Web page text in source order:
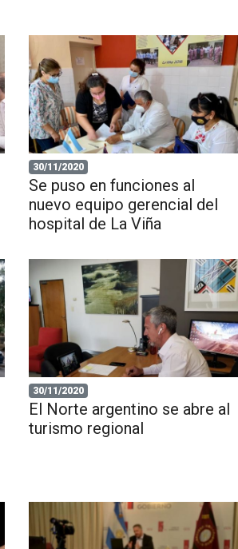
30/11/2020
Se puso en funciones al
nuevo equipo gerencial del
hospital de La Viña
30/11/2020
El Norte argentino se abre al
turismo regional